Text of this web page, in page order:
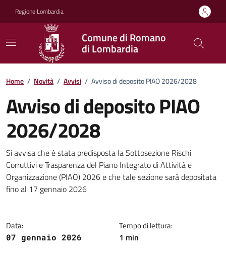
Regione Lombardia
Comune di Romano
di Lombardia
Home / Novità / Avvisi / Avviso di deposito PIAO 2026/2028
Avviso di deposito PIAO
2026/2028
Dettagli della notizia
Si avvisa che è stata predisposta la Sottosezione Rischi
Corruttivi e Trasparenza del Piano Integrato di Attività e
Organizzazione (PIAO) 2026 e che tale sezione sarà depositata
fino al 17 gennaio 2026
Data:
07 gennaio 2026
Tempo di lettura:
1 min